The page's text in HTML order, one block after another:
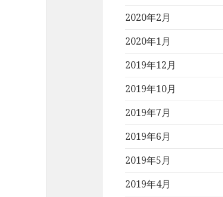
2020年2月
2020年1月
2019年12月
2019年10月
2019年7月
2019年6月
2019年5月
2019年4月